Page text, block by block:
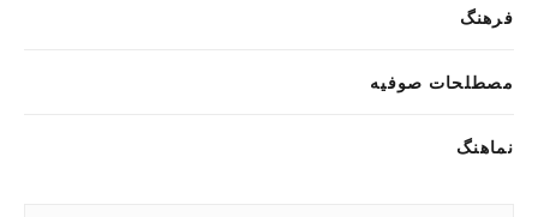
فرهنگ
مصطلحات صوفیه
نماهنگ